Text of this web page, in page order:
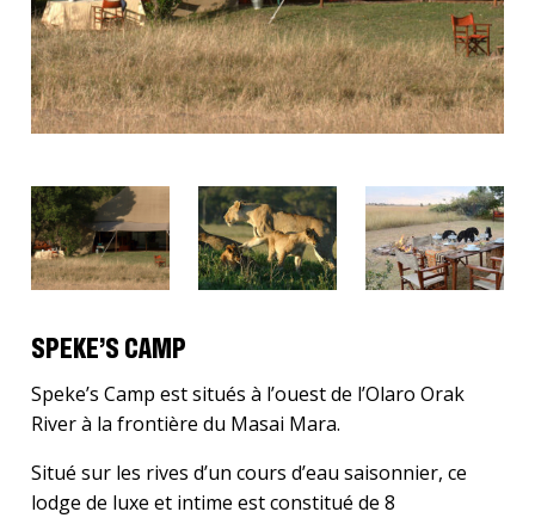
SPEKE’S CAMP
Speke’s Camp est situés à l’ouest de l’Olaro Orak
River à la frontière du Masai Mara.
Situé sur les rives d’un cours d’eau saisonnier, ce
lodge de luxe et intime est constitué de 8